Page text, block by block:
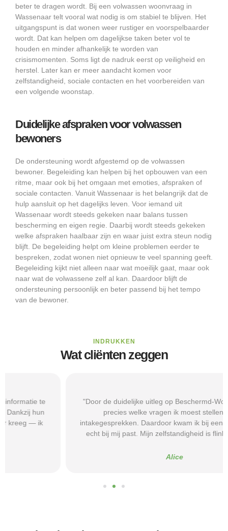
beter te dragen wordt. Bij een volwassen woonvraag in
Wassenaar telt vooral wat nodig is om stabiel te blijven. Het
uitgangspunt is dat wonen weer rustiger en voorspelbaarder
wordt. Dat kan helpen om dagelijkse taken beter vol te
houden en minder afhankelijk te worden van
crisismomenten. Soms ligt de nadruk eerst op veiligheid en
herstel. Later kan er meer aandacht komen voor
zelfstandigheid, sociale contacten en het voorbereiden van
een volgende woonstap.
Duidelijke afspraken voor volwassen
bewoners
De ondersteuning wordt afgestemd op de volwassen
bewoner. Begeleiding kan helpen bij het opbouwen van een
ritme, maar ook bij het omgaan met emoties, afspraken of
sociale contacten. Vanuit Wassenaar is het belangrijk dat de
hulp aansluit op het dagelijks leven. Voor iemand uit
Wassenaar wordt steeds gekeken naar balans tussen
bescherming en eigen regie. Daarbij wordt steeds gekeken
welke afspraken haalbaar zijn en waar juist extra steun nodig
blijft. De begeleiding helpt om kleine problemen eerder te
bespreken, zodat wonen niet opnieuw te veel spanning geeft.
Begeleiding kijkt niet alleen naar wat moeilijk gaat, maar ook
naar wat de volwassene zelf al kan. Daardoor blijft de
ondersteuning persoonlijk en beter passend bij het tempo
van de bewoner.
INDRUKKEN
Wat cliënten zeggen
"Door de duidelijke uitleg op Beschermd-Wonen.nl wist ik
precies welke vragen ik moest stellen tijdens
intakegesprekken. Daardoor kwam ik bij een aanbieder die
echt bij mij past. Mijn zelfstandigheid is flink verbeterd."